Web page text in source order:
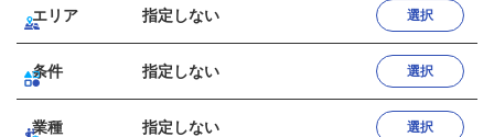
エリア 指定しない 選択
条件 指定しない 選択
業種 指定しない 選択